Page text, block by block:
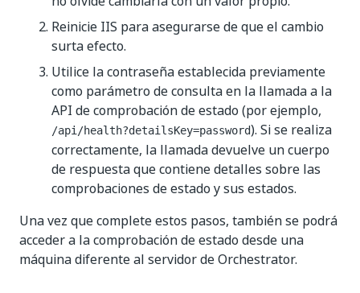
Reinicie IIS para asegurarse de que el cambio
surta efecto.
Utilice la contraseña establecida previamente
como parámetro de consulta en la llamada a la
API de comprobación de estado (por ejemplo,
/api/health?detailsKey=password). Si se realiza
correctamente, la llamada devuelve un cuerpo
de respuesta que contiene detalles sobre las
comprobaciones de estado y sus estados.
Una vez que complete estos pasos, también se podrá
acceder a la comprobación de estado desde una
máquina diferente al servidor de Orchestrator.